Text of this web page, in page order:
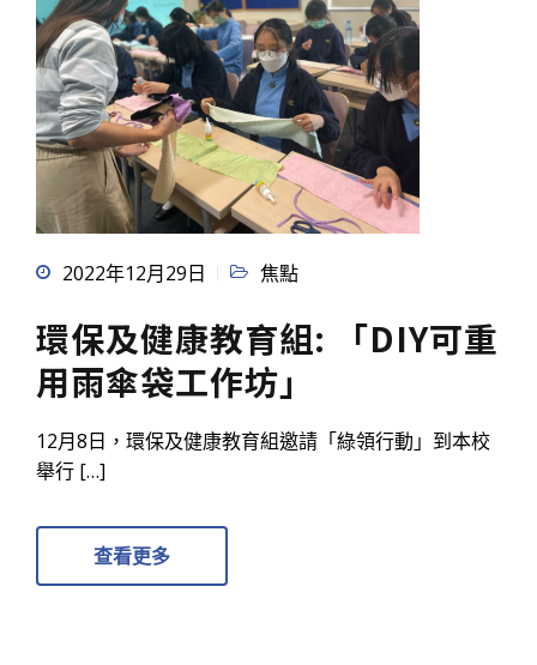
2022年12月29日 焦點
環保及健康教育組: 「DIY可重
用雨傘袋工作坊」
12月8日，環保及健康教育組邀請「綠領行動」到本校
舉行 […]
查看更多